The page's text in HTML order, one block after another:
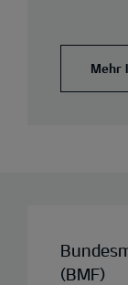
Mehr
(BMF)